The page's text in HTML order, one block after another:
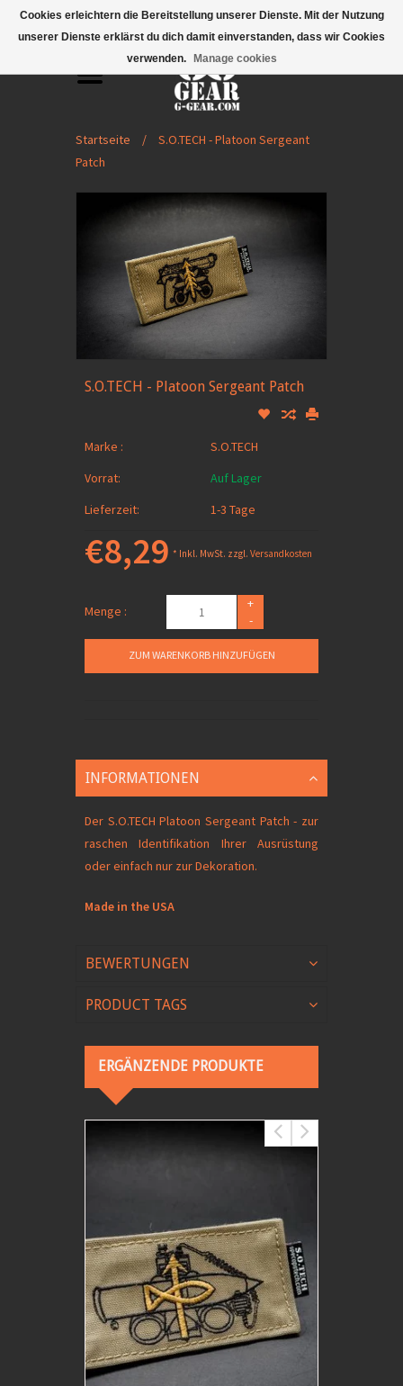
Mobile Menu
Startseite /
S.O.TECH - Platoon Sergeant
Patch
S.O.TECH - Platoon Sergeant Patch
Marke :
S.O.TECH
Vorrat:
Auf Lager
Lieferzeit:
1-3 Tage
€8,29 * Inkl. MwSt. zzgl. Versandkosten
Menge :
+
-
ZUM WARENKORB HINZUFÜGEN
INFORMATIONEN
Der S.O.TECH Platoon Sergeant Patch - zur
raschen Identifikation Ihrer Ausrüstung
oder einfach nur zur Dekoration.
Made in the USA
BEWERTUNGEN
PRODUCT TAGS
ERGÄNZENDE PRODUKTE
Cookies erleichtern die Bereitstellung unserer Dienste. Mit der Nutzung
unserer Dienste erklärst du dich damit einverstanden, dass wir Cookies
verwenden.
Manage cookies